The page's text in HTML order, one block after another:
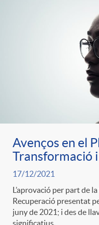
e
n
s
i
e
s
F
i
l
n
t
i
Avenços en el
Transformació
17/12/2021
L’aprovació per part de
Recuperació presentat
juny de 2021; i des de
significatius.